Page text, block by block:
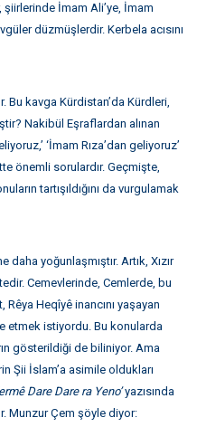
şiirlerinde İmam Ali’ye, İmam
düzmüşlerdir. Kerbela acısını
Bu kavga Kürdistan’da Kürdleri,
Nakibül Eşraflardan alınan
‘İmam Rıza’dan geliyoruz’
önemli sorulardır. Geçmişte,
tartışıldığını da vurgulamak
daha yoğunlaşmıştır. Artık, Xızır
Cemevlerinde, Cemlerde, bu
Heqîyê inancını yaşayan
etmek istiyordu. Bu konularda
gösterildiği de biliniyor. Ama
Şii İslam’a asimile oldukları
ê Dare Dare ra Yeno’yazısında
Munzur Çem şöyle diyor: